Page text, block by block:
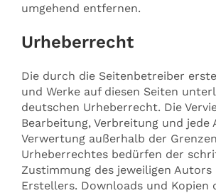
umgehend entfernen.
Urheberrecht
Die durch die Seitenbetreiber
und Werke auf diesen Seiten
deutschen Urheberrecht. Die
Bearbeitung, Verbreitung und jede
Verwertung außerhalb der
Urheberrechtes bedürfen der
Zustimmung des jeweiligen Autors
Erstellers. Downloads und Kopien